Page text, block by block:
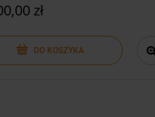
zł
DO KOSZYKA